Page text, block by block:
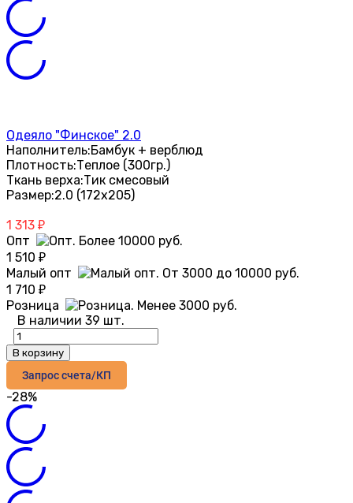
Одеяло "Финское" 2.0
Наполнитель:Бамбук + верблюд
Плотность:Теплое (300гр.)
Ткань верха:Тик смесовый
Размер:2.0 (172х205)
1 313 ₽
Опт
1 510 ₽
Малый опт
1 710 ₽
Розница
В наличии 39 шт.
В корзину
Запрос счета/КП
-28%